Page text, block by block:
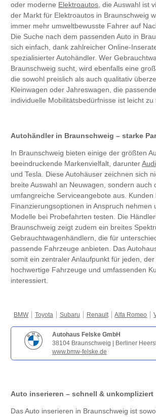
oder moderne Elektroautos, die Auswahl ist
der Markt für Elektroautos in Braunschweig
immer mehr umweltbewusste Fahrer auf
Die Suche nach dem passenden Auto in
sich einfach, dank zahlreicher Online-
spezialisierter Autohändler. Wer
Braunschweig sucht, wird ebenfalls eine
die sowohl preislich als auch qualitativ
Kleinwagen oder Jahreswagen, die
individuelle Mobilitätsbedürfnisse ist leicht zu
Autohändler in Braunschweig – starke
In Braunschweig bieten einige der größten
beeindruckende Markenvielfalt, darunterAudi
und Tesla. Diese Autohäuser zeichnen sich
breite Auswahl an Neuwagen, sondern auch
umfangreiche Serviceangebote aus. Kunden
Finanzierungsoptionen in Anspruch nehmen
Modelle bei Probefahrten testen. Die
Braunschweig zeigt zudem ein breites
Gebrauchtwagenhändlern, die für
passende Fahrzeuge anbieten. Das
somit ein zentraler Anlaufpunkt für jeden,
hochwertige Fahrzeuge und umfassenden
interessiert.
BMW Toyota Subaru Renault Alfa Romeo
Autohaus Felske GmbH
38104 Braunschweig | Berliner
www.bmw-felske.de
Auto inserieren – schnell & unkompliziert
Das Auto inserieren in Braunschweig ist